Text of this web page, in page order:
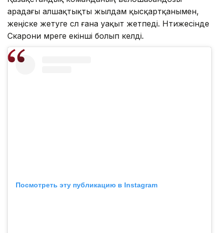
арадағы алшақтықты жылдам қысқартқанымен,
жеңіске жетуге сәл ғана уақыт жетпеді. Нәтижесінде
Скарони мәреге екінші болып келді.
Посмотреть эту публикацию в Instagram